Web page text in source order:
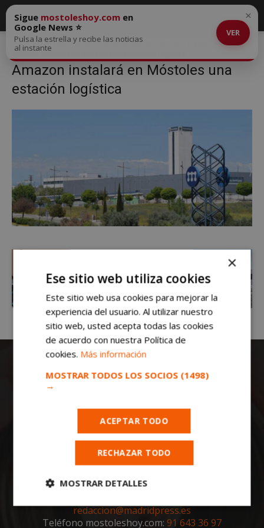
Inicio
Amazon instalará en Móstoles una estación logística
Amazon instalará en Móstoles una estación logística
Amazon instalará en Móstoles una
estación logística
Sigue mostoleshoy.com en
Google News ⭐
Pulsa la estrella y recibe las noticias
al instante
VER
×
Todas las noticias de Móstoles en
mostoleshoy.com. Mantente informado de
redaccion@madridpress.es
Teléfono mostoleshoy.com: 91 643 36 97
×
Ese sitio web utiliza cookies
Este sitio web usa cookies para mejorar la
experiencia del usuario. Al utilizar nuestro
sitio web, usted acepta todas las cookies
de acuerdo con nuestra Política de
cookies. Más información
MOSTRAR TODOS LOS SOCIOS (1498)
→
ACEPTAR TODO
RECHAZAR TODO
MOSTRAR DETALLES
Cookies
estrictamente
Cookies de
rendimiento